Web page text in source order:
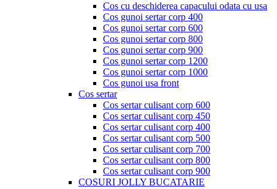
Cos cu deschiderea capacului odata cu usa
Cos gunoi sertar corp 400
Cos gunoi sertar corp 600
Cos gunoi sertar corp 800
Cos gunoi sertar corp 900
Cos gunoi sertar corp 1200
Cos gunoi sertar corp 1000
Cos gunoi usa front
Cos sertar
Cos sertar culisant corp 600
Cos sertar culisant corp 450
Cos sertar culisant corp 400
Cos sertar culisant corp 500
Cos sertar culisant corp 700
Cos sertar culisant corp 800
Cos sertar culisant corp 900
COSURI JOLLY BUCATARIE